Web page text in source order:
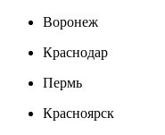
Воронеж
Краснодар
Пермь
Красноярск